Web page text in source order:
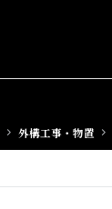
外構工事・物置